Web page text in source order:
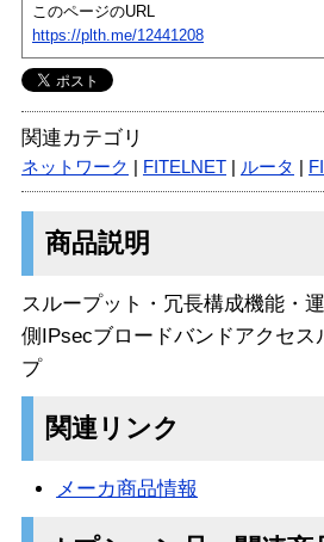
このページのURL
https://plth.me/12441208
関連カテゴリ
ネットワーク FITELNET ルータ
商品説明
スループット・冗長構成機能・
側IPsecブロードバンドアクセ
プ
関連リンク
メーカ商品情報